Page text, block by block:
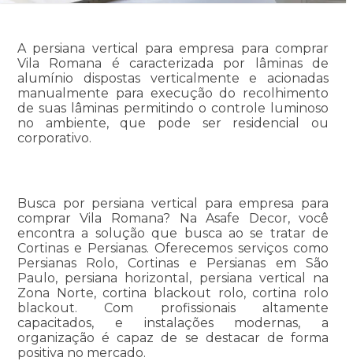
A persiana vertical para empresa para comprar
Vila Romana é caracterizada por lâminas de
alumínio dispostas verticalmente e acionadas
manualmente para execução do recolhimento
de suas lâminas permitindo o controle luminoso
no ambiente, que pode ser residencial ou
corporativo.
Busca por persiana vertical para empresa para
comprar Vila Romana? Na Asafe Decor, você
encontra a solução que busca ao se tratar de
Cortinas e Persianas. Oferecemos serviços como
Persianas Rolo, Cortinas e Persianas em São
Paulo, persiana horizontal, persiana vertical na
Zona Norte, cortina blackout rolo, cortina rolo
blackout. Com profissionais altamente
capacitados, e instalações modernas, a
organização é capaz de se destacar de forma
positiva no mercado.